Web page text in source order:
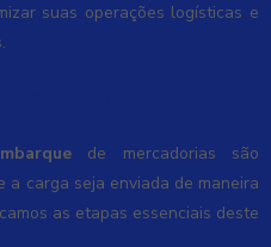
suas operações logísticas e
de mercadorias são
carga seja enviada de maneira
as etapas essenciais deste